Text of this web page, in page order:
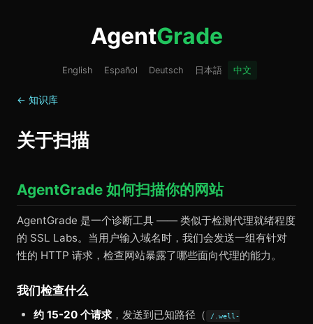
AgentGrade
English Español Deutsch 日本語 中文
← 知识库
关于扫描
AgentGrade 如何扫描你的网站
AgentGrade 是一个诊断工具 —— 类似于检测代理就绪程度
的 SSL Labs。当用户输入域名时，我们会发送一组有针对
性的 HTTP 请求，检查网站暴露了哪些面向代理的能力。
我们检查什么
约 15-20 个请求，发送到已知路径（ /.well-